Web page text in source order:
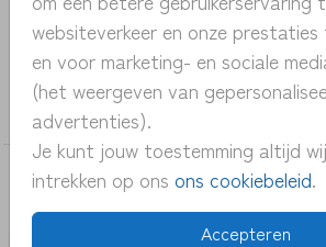
websiteverkeer en onze prestaties
en voor marketing- en sociale
(het weergeven van
advertenties).
Je kunt jouw toestemming altijd
intrekken op ons ons cookiebeleid.
Accepteren
botanisch geboortekaartje
COLLECTIE
Bijzondere-vormen
DEZE KAARTEN VIND JE
LEUK